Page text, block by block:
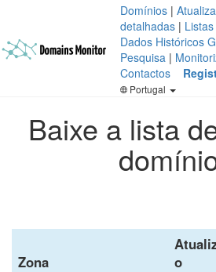
Domínios |
detalhadas |
Dados Históricos
Pesquisa |
Contactos
Portugal
Baixe a lista
Zona
o